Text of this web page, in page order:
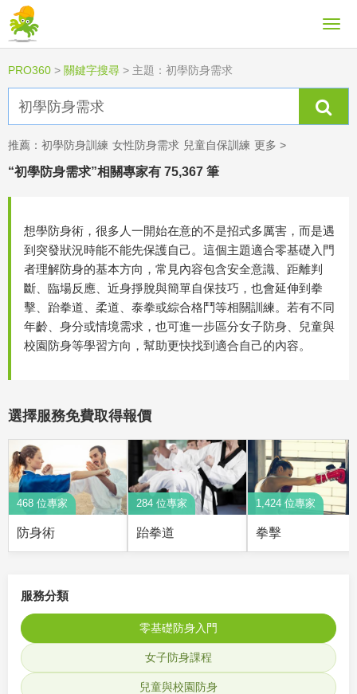
PRO360 > 關鍵字搜尋 > 主題：初學防身需求
推薦： 初學防身訓練 女性防身需求 兒童自保訓練 更多 >
“初學防身需求”相關專家有 75,367 筆
想學防身術，很多人一開始在意的不是招式多厲害，而是遇
到突發狀況時能不能先保護自己。這個主題適合零基礎入門
者理解防身的基本方向，常見內容包含安全意識、距離判
斷、臨場反應、近身掙脫與簡單自保技巧，也會延伸到拳
擊、跆拳道、柔道、泰拳或綜合格鬥等相關訓練。若有不同
年齡、身分或情境需求，也可進一步區分女子防身、兒童與
校園防身等學習方向，幫助更快找到適合自己的內容。
選擇服務免費取得報價
468 位專家
防身術
284 位專家
跆拳道
1,424 位專家
拳擊
服務分類
零基礎防身入門
女子防身課程
兒童與校園防身